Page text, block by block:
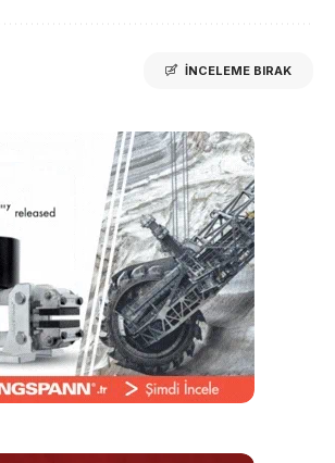
İNCELEME BIRAK